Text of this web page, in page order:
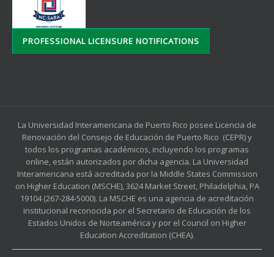
PROFESSIONAL LICENSURE NOTIFICATIONS
La Universidad Interamericana de Puerto Rico posee Licencia de
Renovación del Consejo de Educación de Puerto Rico (CEPR) y
todos los programas académicos, incluyendo los programas
online, están autorizados por dicha agencia. La Universidad
Interamericana está acreditada por la Middle States Commission
on Higher Education (MSCHE), 3624 Market Street, Philadelphia, PA
19104 (267-284-5000). La MSCHE es una agencia de acreditación
institucional reconocida por el Secretario de Educación de los
Estados Unidos de Norteamérica y por el Council on Higher
Education Accreditation (CHEA).